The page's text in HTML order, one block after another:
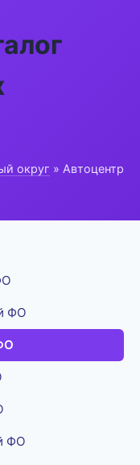
округ » Автоцентр
ФО
ФО